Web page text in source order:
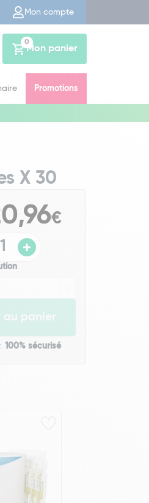
Mon compte
Mon panier
0
Promotions
X 30
€
au panier
100% sécurisé